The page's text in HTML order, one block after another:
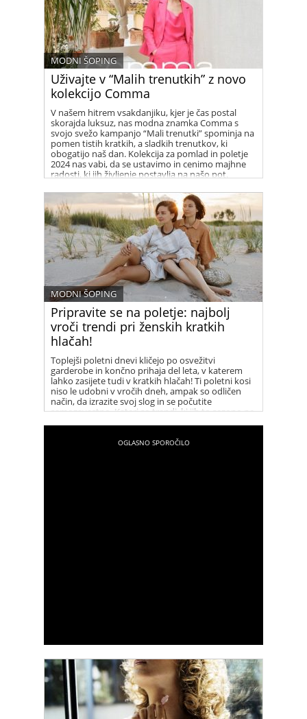
Uživajte v “Malih trenutkih” z novo
kolekcijo Comma
MODNI ŠOPING
V našem hitrem vsakdanjiku, kjer je čas postal
skorajda luksuz, nas modna znamka Comma s
svojo svežo kampanjo “Mali trenutki” spominja na
pomen tistih kratkih, a sladkih trenutkov, ki
obogatijo naš dan. Kolekcija za pomlad in poletje
2024 nas vabi, da se ustavimo in cenimo majhne
radosti, ki jih življenje postavlja na našo pot.
Pripravite se na poletje: najbolj
vroči trendi pri ženskih kratkih
hlačah!
MODNI ŠOPING
Toplejši poletni dnevi kličejo po osvežitvi
garderobe in končno prihaja del leta, v katerem
lahko zasijete tudi v kratkih hlačah! Ti poletni kosi
niso le udobni v vročih dneh, ampak so odličen
način, da izrazite svoj slog in se počutite
samozavestno. Kateri so trendi, ki jih to sezono ne
izrazite svojo individualnost in ustvarite modne